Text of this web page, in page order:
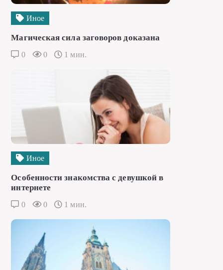
Иное
Магическая сила заговоров доказана
0 0 1 мин.
Иное
Особенности знакомства с девушкой в
интернете
0 0 1 мин.